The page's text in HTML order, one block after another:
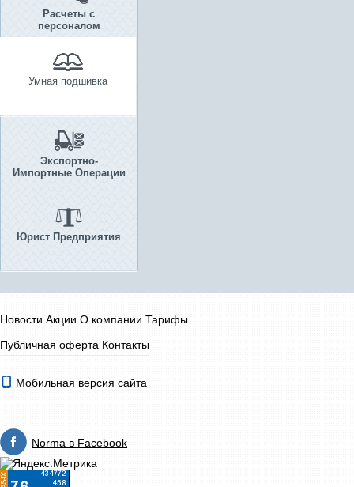
Расчеты с
персоналом
Умная подшивка
Экспортно-
Импортные Операции
Юрист Предприятия
Новости Акции О компании Тарифы
Публичная оферта Контакты
Мобильная версия сайта
Norma в Facebook